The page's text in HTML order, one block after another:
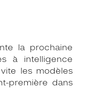
la prochaine
à intelligence
les modèles
première dans